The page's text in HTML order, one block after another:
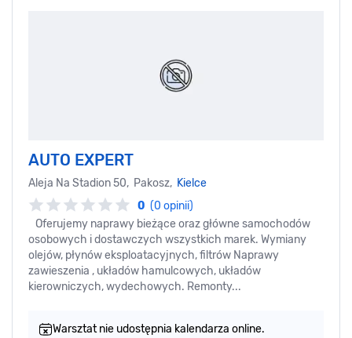
AUTO EXPERT
Aleja Na Stadion 50, Pakosz, Kielce
0 (0 opinii)
Oferujemy naprawy bieżące oraz główne samochodów
osobowych i dostawczych wszystkich marek. Wymiany
olejów, płynów eksploatacyjnych, filtrów Naprawy
zawieszenia , układów hamulcowych, układów
kierowniczych, wydechowych. Remonty...
Warsztat nie udostępnia kalendarza online.